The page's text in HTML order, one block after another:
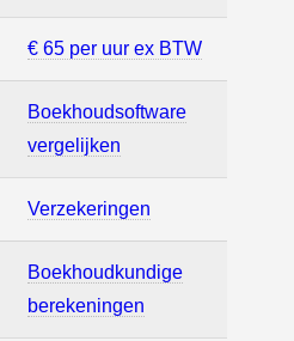
€ 65 per uur ex BTW
Boekhoudsoftware
vergelijken
Verzekeringen
Boekhoudkundige
berekeningen